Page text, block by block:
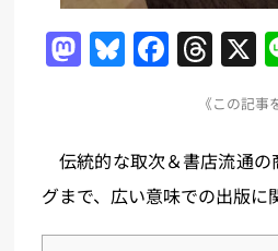
M
o
d
o
Bl
s
k
y
F
e
b
o
T
re
a
d
s
X
《この記
伝統的な取次＆書店流通の
グまで、広い意味での出版に